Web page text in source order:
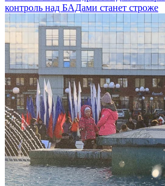
контроль над БАДами станет строже